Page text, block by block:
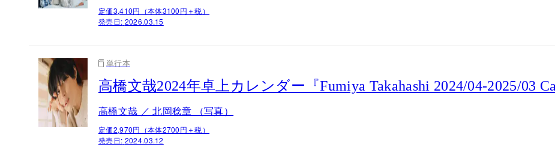
定価3,410円（本体3100円＋税）
発売日: 2026.03.15
単行本
高橋文哉2024年卓上カレンダー『Fumiya Takahashi 2024/04-2025/03
高橋文哉 ／ 北岡稔章 （写真）
定価2,970円（本体2700円＋税）
発売日: 2024.03.12